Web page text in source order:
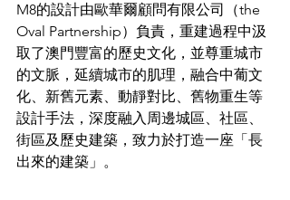
M8的設計由歐華爾顧問有限公司（the
Oval Partnership）負責，重建過程中汲
取了澳門豐富的歷史文化，並尊重城市
的文脈，延續城市的肌理，融合中葡文
化、新舊元素、動靜對比、舊物重生等
設計手法，深度融入周邊城區、社區、
街區及歷史建築，致力於打造一座「長
出來的建築」。